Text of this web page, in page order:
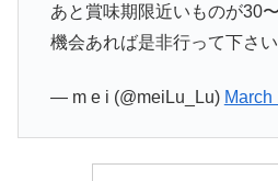
あと賞味期限近いものが30
機会あれば是非行って下さい
— m e i (@meiLu_Lu) March